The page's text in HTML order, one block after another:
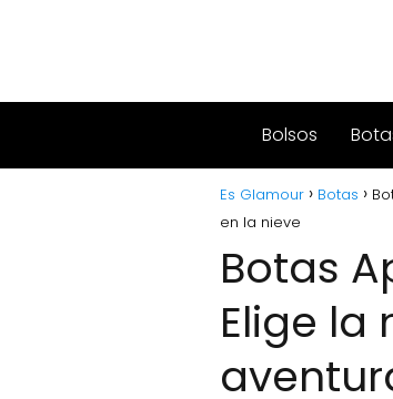
Bolsos
Es Glamour Botas
en la nieve
Botas
Elige